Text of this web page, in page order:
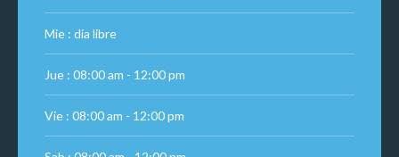
Mie : día libre
Jue : 08:00 am - 12:00 pm
Vie : 08:00 am - 12:00 pm